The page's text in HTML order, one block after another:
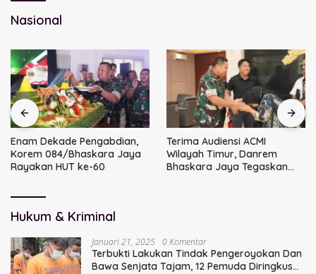
Nasional
Enam Dekade Pengabdian,
Korem 084/Bhaskara Jaya
Rayakan HUT ke-60
Terima Audiensi ACMI
Wilayah Timur, Danrem
Bhaskara Jaya Tegaskan
Hukum & Kriminal
Januari 21, 2025 0 Komentar
Terbukti Lakukan Tindak Pengeroyokan Dan
Bawa Senjata Tajam, 12 Pemuda Diringkus